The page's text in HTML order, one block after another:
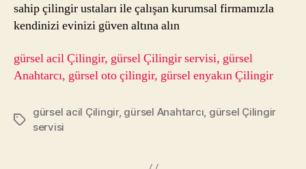
sahip çilingir ustaları ile çalışan kurumsal firmamızla
kendinizi evinizi güven altına alın
gürsel acil Çilingir, gürsel Çilingir servisi, gürsel
Anahtarcı, gürsel oto çilingir, gürsel enyakın Çilingir
Etiketler
gürsel acil Çilingir, gürsel Anahtarcı gürsel Çilingir
servisi